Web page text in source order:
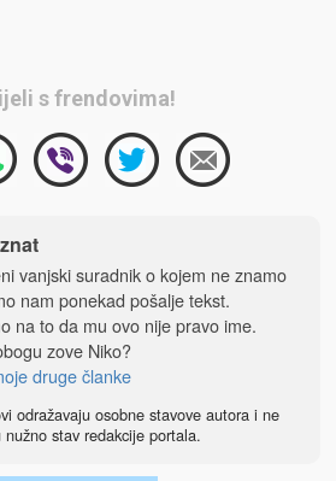
s frendovima!
vanjski suradnik o kojem ne znamo
nam ponekad pošalje tekst.
na to da mu ovo nije pravo ime.
zove Niko?
druge članke
odražavaju osobne stavove autora i ne
nužno stav redakcije portala.